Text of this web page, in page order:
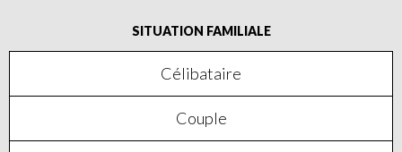
SITUATION FAMILIALE
Célibataire
Couple